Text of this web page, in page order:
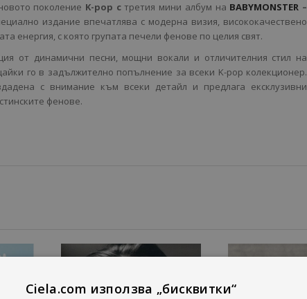
поколение K-pop стретия мини албум на BABYMONSTER –
издание впечатлява с модерна визия, висококачествено
енергия, с която групата печели фенове по целия свят.
от динамични песни, мощни вокали и отличителния стил на
го в задължително попълнение за всеки K-pop колекционер.
с внимание към всеки детайл и предлага ексклузивни
фенове.
Ciela.com използва „бисквитки“